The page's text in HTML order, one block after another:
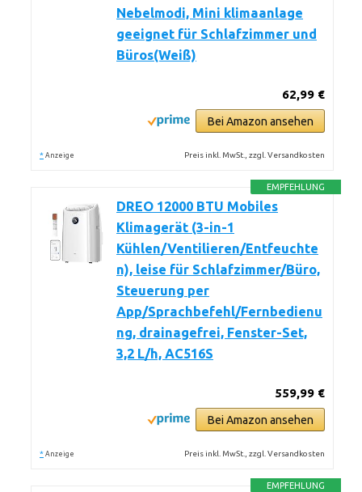
Nebelmodi, Mini klimaanlage
geeignet für Schlafzimmer und
Büros(Weiß)
62,99 €
Bei Amazon ansehen
* Anzeige Preis inkl. MwSt., zzgl. Versandkosten
EMPFEHLUNG
DREO 12000 BTU Mobiles
Klimagerät (3-in-1
Kühlen/Ventilieren/Entfeuchte
n), leise für Schlafzimmer/Büro,
Steuerung per
App/Sprachbefehl/Fernbedienu
ng, drainagefrei, Fenster-Set,
3,2 L/h, AC516S
559,99 €
Bei Amazon ansehen
* Anzeige Preis inkl. MwSt., zzgl. Versandkosten
EMPFEHLUNG